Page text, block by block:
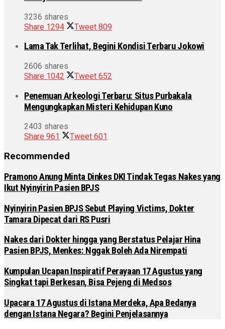
3236 shares
Share 1294 Tweet 809
Lama Tak Terlihat, Begini Kondisi Terbaru Jokowi
2606 shares
Share 1042 Tweet 652
Penemuan Arkeologi Terbaru: Situs Purbakala
Mengungkapkan Misteri Kehidupan Kuno
2403 shares
Share 961 Tweet 601
Recommended
Pramono Anung Minta Dinkes DKI Tindak Tegas Nakes yang
Ikut Nyinyirin Pasien BPJS
Nyinyirin Pasien BPJS Sebut Playing Victims, Dokter
Tamara Dipecat dari RS Pusri
Nakes dari Dokter hingga yang Berstatus Pelajar Hina
Pasien BPJS, Menkes: Nggak Boleh Ada Nirempati
Kumpulan Ucapan Inspiratif Perayaan 17 Agustus yang
Singkat tapi Berkesan, Bisa Pejeng di Medsos
Upacara 17 Agustus di Istana Merdeka, Apa Bedanya
dengan Istana Negara? Begini Penjelasannya